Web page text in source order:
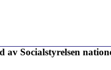
av Socialstyrelsen